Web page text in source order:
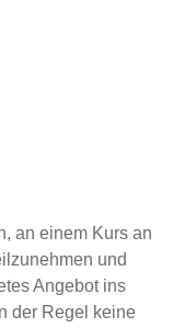
an einem Kurs an
und
Angebot ins
der Regel keine